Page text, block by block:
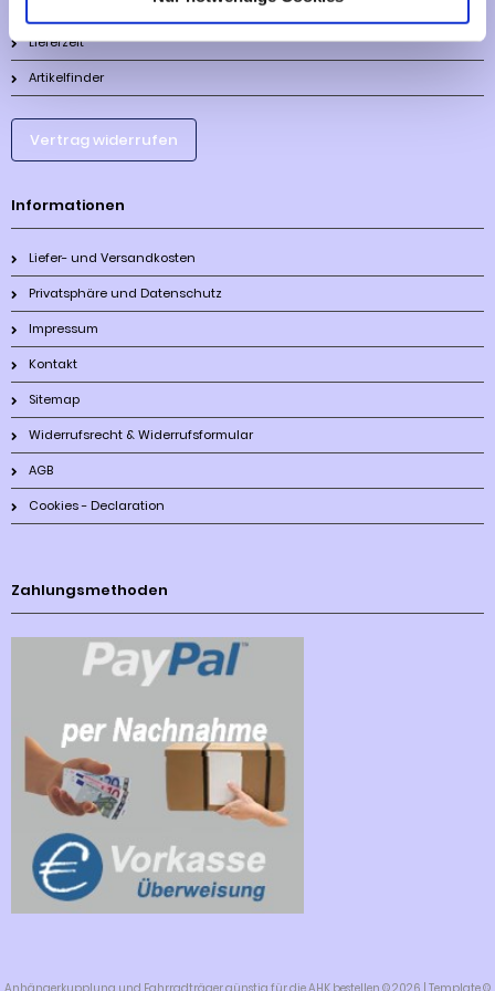
Lieferzeit
Artikelfinder
Vertrag widerrufen
Informationen
Liefer- und Versandkosten
Privatsphäre und Datenschutz
Impressum
Kontakt
Sitemap
Widerrufsrecht & Widerrufsformular
AGB
Cookies - Declaration
Zahlungsmethoden